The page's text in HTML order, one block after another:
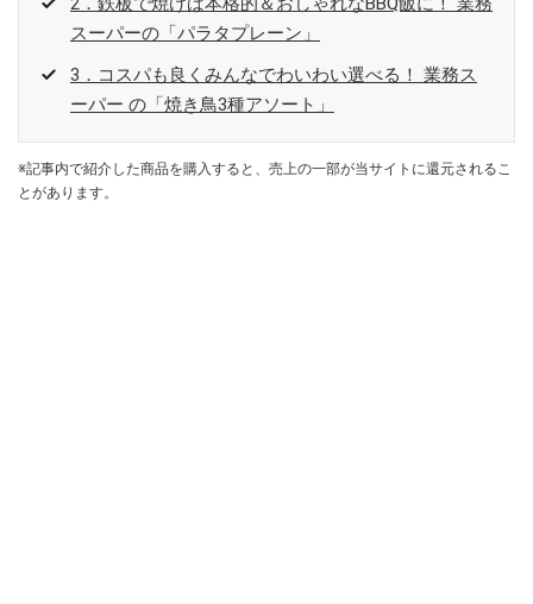
スーパーの「パラタプレーン」
3．コスパも良くみんなでわいわい選べる！ 業務ス
ーパー の「焼き鳥3種アソート」
※記事内で紹介した商品を購入すると、売上の一部が当サイトに還元されるこ
とがあります。